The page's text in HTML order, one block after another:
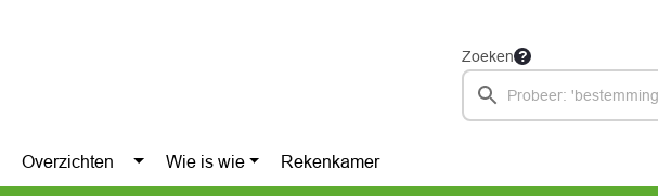
Zoeken
Overzichten Wie is wie Rekenkamer